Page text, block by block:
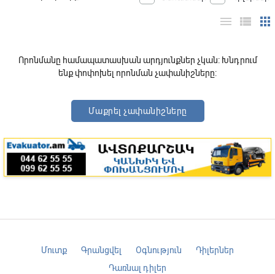
apps
view_list
menu
Որոնմանը համապատասխան արդյունքներ չկան: Խնդրում
ենք փոփոխել որոնման չափանիշները:
Մաքրել չափանիշները
Մուտք Գրանցվել Օգնություն
Դիլերներ
Դառնալ դիլեր